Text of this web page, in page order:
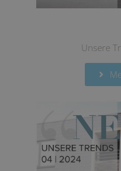
Unsere